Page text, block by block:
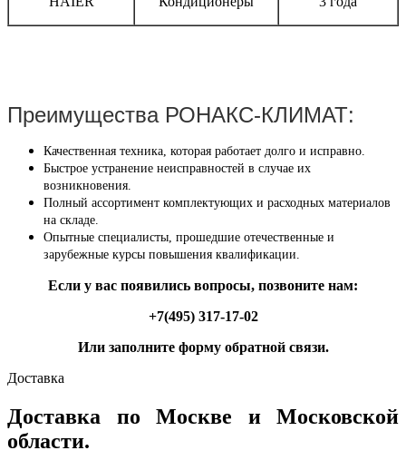
Преимущества РОНАКС-КЛИМАТ:
Качественная техника, которая работает долго и исправно.
Быстрое устранение неисправностей в случае их
возникновения.
Полный ассортимент комплектующих и расходных материалов
на складе.
Опытные специалисты, прошедшие отечественные и
зарубежные курсы повышения квалификации.
Если у вас появились вопросы, позвоните нам:
+7(495) 317-17-02
Или заполните форму обратной связи.
Доставка
Доставка по Москве и Московской
области.